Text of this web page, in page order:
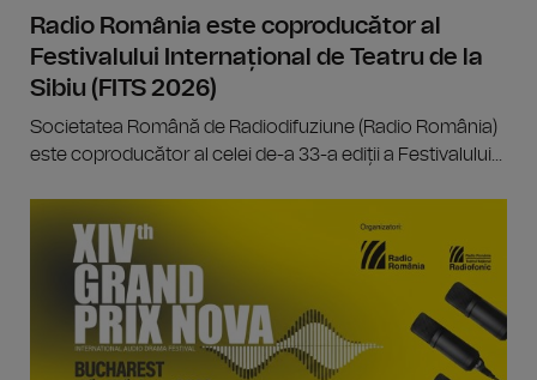
Radio România este coproducător al
Festivalului Internațional de Teatru de la
Sibiu (FITS 2026)
Societatea Română de Radiodifuziune (Radio România)
este coproducător al celei de-a 33-a ediții a Festivalului...